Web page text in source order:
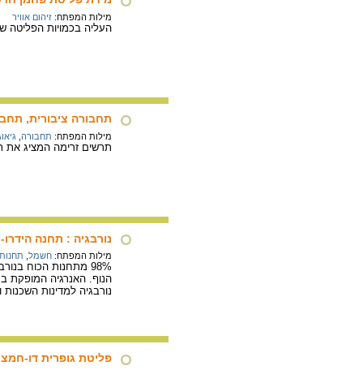
מילות המפתח: זיהום אוויר
העליה בכמויות הפליטה
תחבורה ציבורית,
מילות המפתח: תחבורה
תרשים זרימה המציג את
נורבגיה : תחנה
מילות המפתח: חשמל
98% מתחנות הכוח
הנוף. האנרגיה המופקת
נורבגיה למדינות
פליטת גופרית דו-חמצנית